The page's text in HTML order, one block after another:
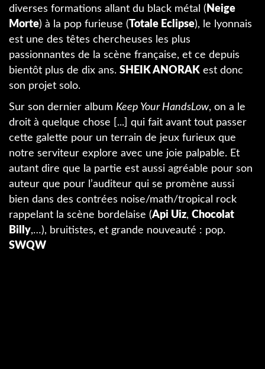
diverses formations allant du black métal ( Neige
Morte) à la pop furieuse (Totale Eclipse), le lyonnais
est une des têtes chercheuses les plus
passionnantes de la scène française, et ce depuis
bientôt plus de dix ans. SHEIK ANORAK est donc
son projet solo.
Sur son dernier album Keep Your HandsLow, on a le
droit à quelque chose [...] qui fait avant tout passer
cette galette pour un terrain de jeux furieux que
notre serviteur explore avec une joie palpable. Et
autant dire que la partie est aussi agréable pour son
auteur que pour l’auditeur qui se promène aussi
bien dans des contrées noise/math/tropical rock
rappelant la scène bordelaise (Api Uiz, Chocolat
Billy,…), bruitistes, et grande nouveauté : pop.
SWQW